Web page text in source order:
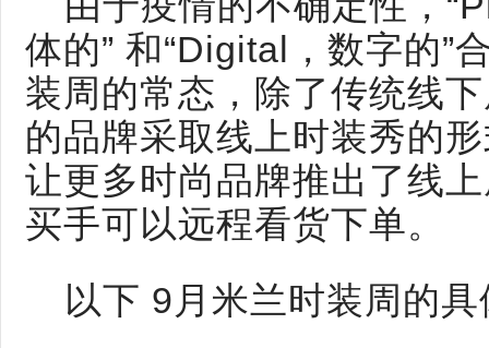
体的” 和“Digital，数字的”
装周的常态，除了传统线
的品牌采取线上时装秀的
让更多时尚品牌推出了线
买手可以远程看货下单。
以下 9月米兰时装周的